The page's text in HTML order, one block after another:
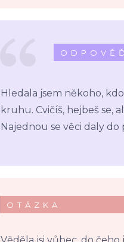
ODPOVĚĎ
Hledala jsem někoho,
kruhu. Cvičíš, hejbeš se,
Najednou se věci daly
OTÁZKA